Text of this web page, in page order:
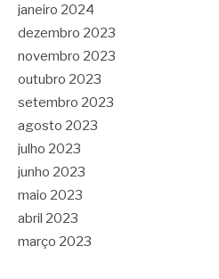
janeiro 2024
dezembro 2023
novembro 2023
outubro 2023
setembro 2023
agosto 2023
julho 2023
junho 2023
maio 2023
abril 2023
março 2023